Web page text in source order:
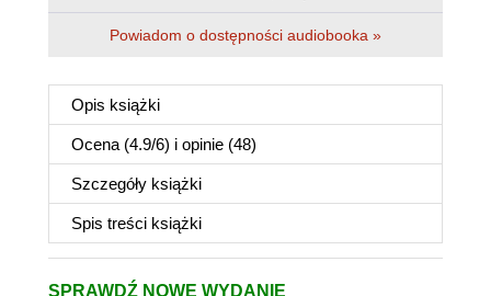
Powiadom o dostępności audiobooka »
Opis książki
Ocena (4.9/6) i opinie (48)
Szczegóły książki
Spis treści książki
SPRAWDŹ NOWE WYDANIE